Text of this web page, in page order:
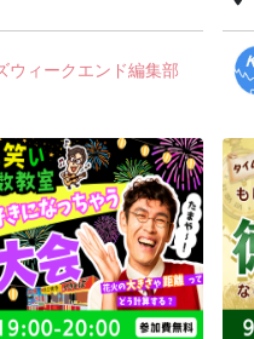
ウィークエンド編集部